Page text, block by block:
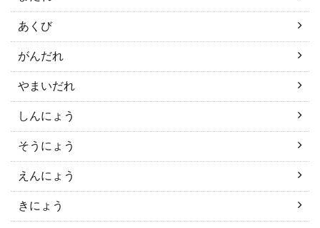
あくび
がんだれ
やまいだれ
しんにょう
そうにょう
えんにょう
きにょう